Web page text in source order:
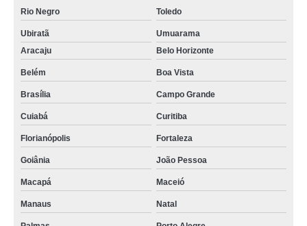
Rio Negro Toledo
Ubiratã
Umuarama
Aracaju
Belo Horizonte
Belém Boa Vista
Brasília Campo Grande
Cuiabá Curitiba
Florianópolis Fortaleza
Goiânia João Pessoa
Macapá Maceió
Manaus Natal